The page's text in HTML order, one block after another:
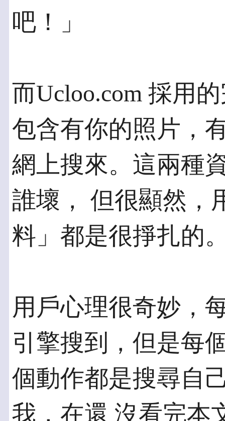
吧！」
而Ucloo.com 採用
包含有你的照片，
網上搜來。這兩種
誰壞， 但很顯然，
料」都是很掙扎的
用戶心理很奇妙，
引擎搜到，但是每
個動作都是搜尋自
我，在還 沒看完本